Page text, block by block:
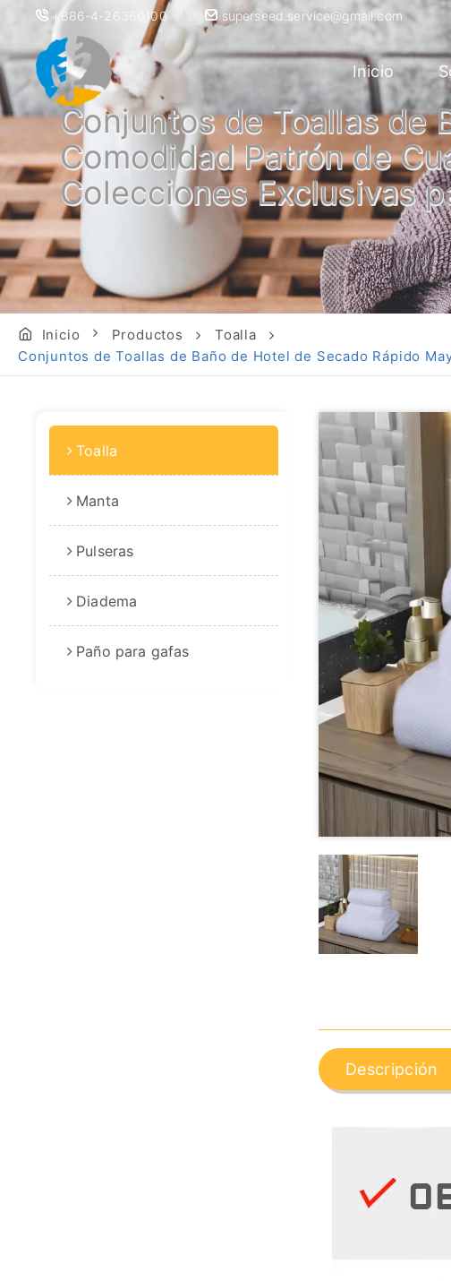
+886-4-26360100 superseed.service@gmail.com
Inicio
Conjuntos de Toallas de
Comodidad Patrón de
Colecciones Exclusivas
Inicio Productos
Toalla
Conjuntos de Toallas de Baño de Hotel de Secado Rápido
Toalla
Manta
Pulseras
Diadema
Paño para gafas
Descripción